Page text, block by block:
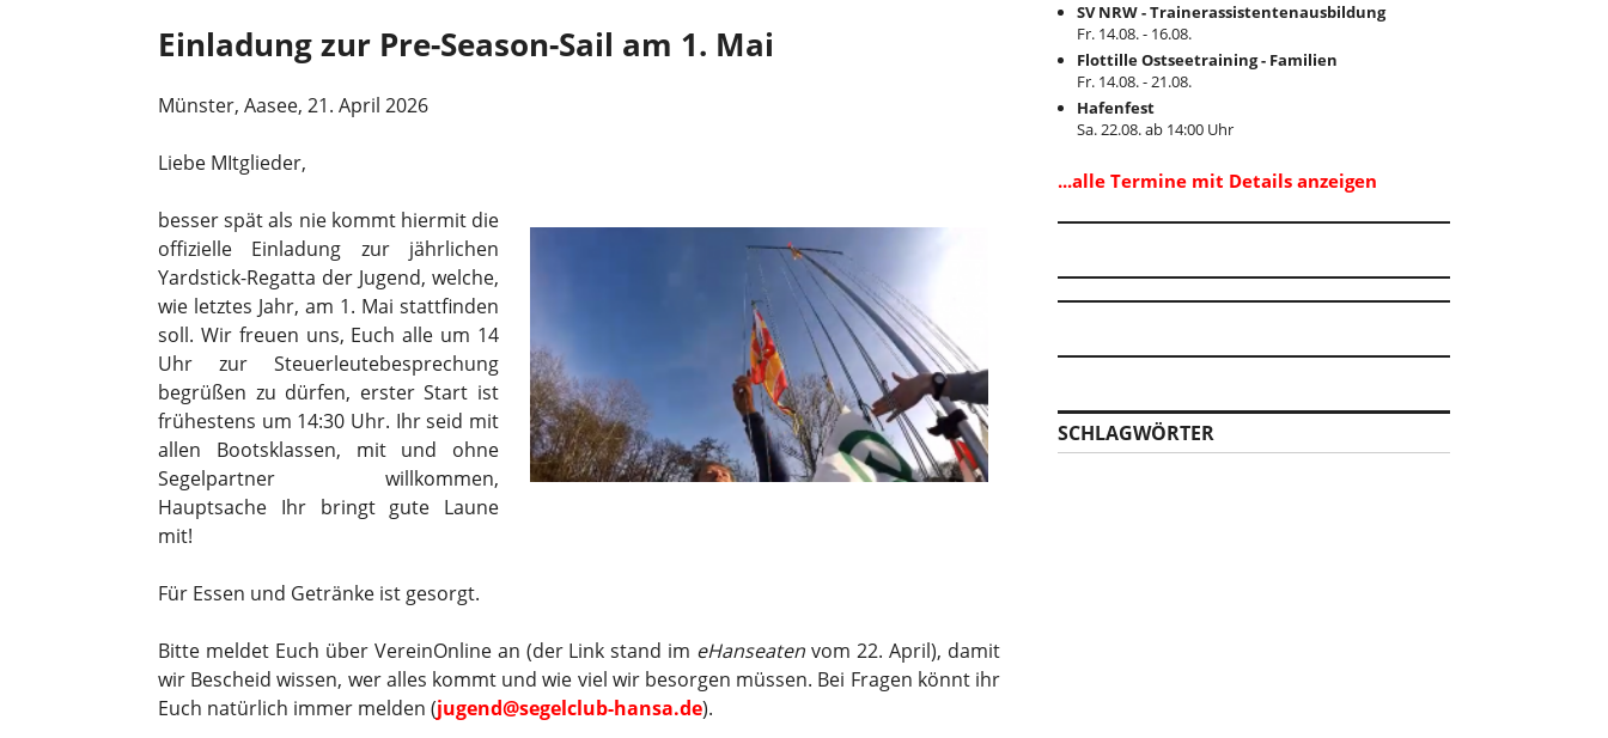
Einladung zur Pre-Season-Sail am 1. Mai
Münster, Aasee, 21. April 2026
Liebe MItglieder,
besser spät als nie kommt hiermit die
offizielle Einladung zur jährlichen
Yardstick-Regatta der Jugend, welche,
wie letztes Jahr, am 1. Mai stattfinden
soll. Wir freuen uns, Euch alle um 14
Uhr zur Steuerleutebesprechung
begrüßen zu dürfen, erster Start ist
frühestens um 14:30 Uhr. Ihr seid mit
allen Bootsklassen, mit und ohne
Segelpartner willkommen,
Hauptsache Ihr bringt gute Laune
mit!
Für Essen und Getränke ist gesorgt.
Bitte meldet Euch über VereinOnline an (der Link stand im eHanseaten vom 22. April), damit
wir Bescheid wissen, wer alles kommt und wie viel wir besorgen müssen. Bei Fragen könnt ihr
Euch natürlich immer melden (jugend@segelclub-hansa.de).
SV NRW - Trainerassistentenausbildung
Fr. 14.08. - 16.08.
Flottille Ostseetraining - Familien
Fr. 14.08. - 21.08.
Hafenfest
Sa. 22.08. ab 14:00 Uhr
...alle Termine mit Details anzeigen
SCHLAGWÖRTER